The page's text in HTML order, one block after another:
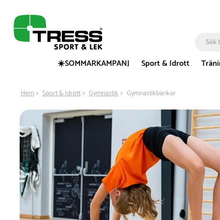
☀️SOMMARKAMPANJ
Sport & Idrott
Hem Sport & Idrott Gymnastik Gymnastikbänkar